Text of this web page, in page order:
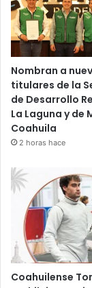
Nombran a
titulares de la
de Desarrollo
La Laguna y de
Coahuila
2 horas hace
Coahuilense